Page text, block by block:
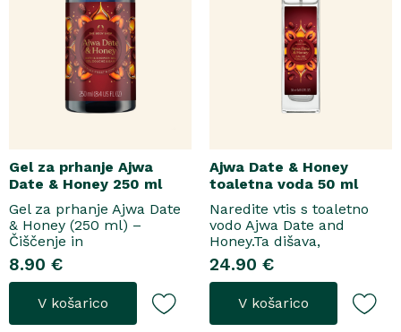
Gel za prhanje Ajwa
Date & Honey 250 ml
Gel za prhanje Ajwa Date
& Honey (250 ml) –
Čiščenje in
pomladitevSpremenite
svoje vsakodnevno
prhanje v razkošen
orientalski ritual z gelom
za prhanje Ajwa Date &
8.90 €
V košarico
Ajwa Date & Honey
toaletna voda 50 ml
Naredite vtis s toaletno
vodo Ajwa Date and
Honey.Ta dišava,
zasnovana tako za
razkošne priložnosti kot
za vsakodnevno nošenje,
se odpre z notami suhega
grozdja, labana in frezije,
24.90 €
V košarico